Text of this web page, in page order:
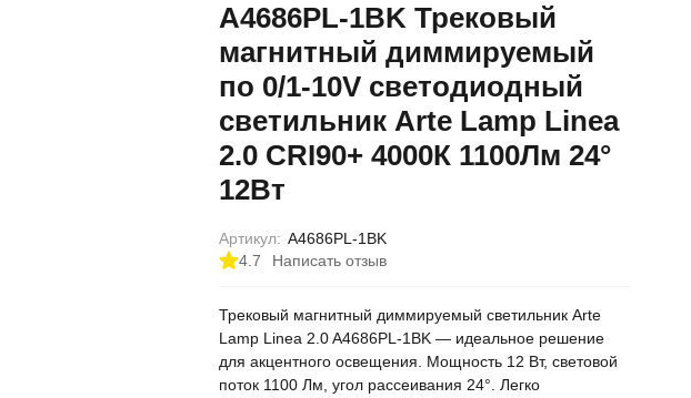
A4686PL-1BK Трековый
магнитный диммируемый
по 0/1-10V светодиодный
светильник Arte Lamp Linea
2.0 CRI90+ 4000К 1100Лм 24°
12Вт
4.7 Написать отзыв
Артикул: A4686PL-1BK
Трековый магнитный диммируемый светильник Arte
Lamp Linea 2.0 A4686PL-1BK — идеальное решение
для акцентного освещения. Мощность 12 Вт, световой
поток 1100 Лм, угол рассеивания 24°. Легко